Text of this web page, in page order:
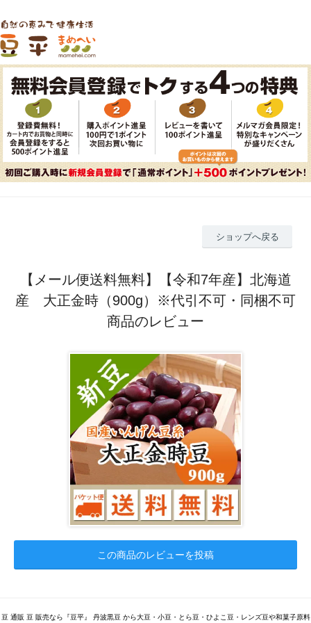
ショップへ戻る
【メール便送料無料】【令和7年産】北海道
産 大正金時（900g）※代引不可・同梱不可
商品のレビュー
この商品のレビューを投稿
豆 通販 豆 販売なら『豆平』 丹波黒豆 から大豆・小豆・とら豆・ひよこ豆・レンズ豆や和菓子原料